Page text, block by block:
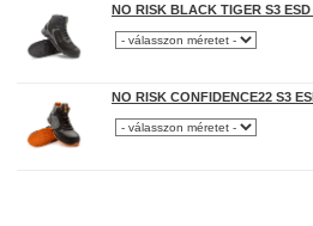
NO RISK BLACK TIGER S3
NO RISK CONFIDENCE22 S3